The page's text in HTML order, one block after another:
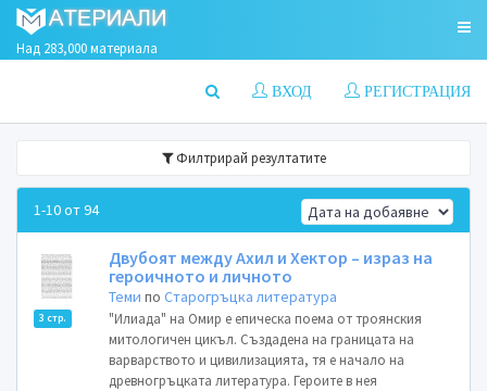
Над 283,000 материала
РЕГИСТРАЦИЯ
ВХОД
Филтрирай резултатите
1-10 от 94
3 стр.
Двубоят между Ахил и Хектор – израз на
героичното и личното
Теми поСтарогръцка литература
"Илиада" на Омир е епическа поема от троянския
митологичен цикъл. Създадена на границата на
варварството и цивилизацията, тя е начало на
древногръцката литература. Героите в нея